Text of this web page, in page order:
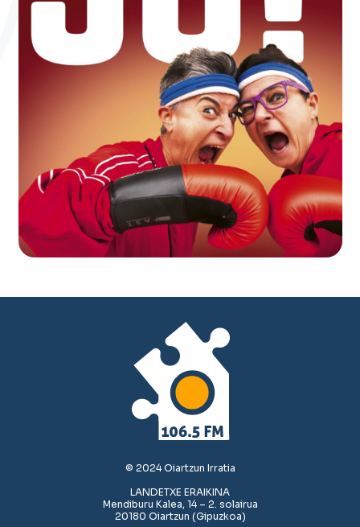
© 2024 Oiartzun Irratia
LANDETXE ERAIKINA
Mendiburu Kalea, 14 – 2. solairua
20180 Oiartzun (Gipuzkoa)